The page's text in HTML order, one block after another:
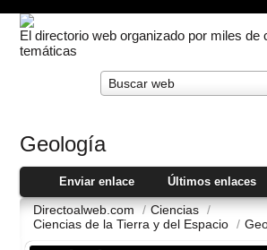
El directorio web organizado por miles de
temáticas
Buscar web
Geologí­a
Enviar enlace Últimos enlaces
Directoalweb.com / Ciencias /
Ciencias de la Tierra y del Espacio /